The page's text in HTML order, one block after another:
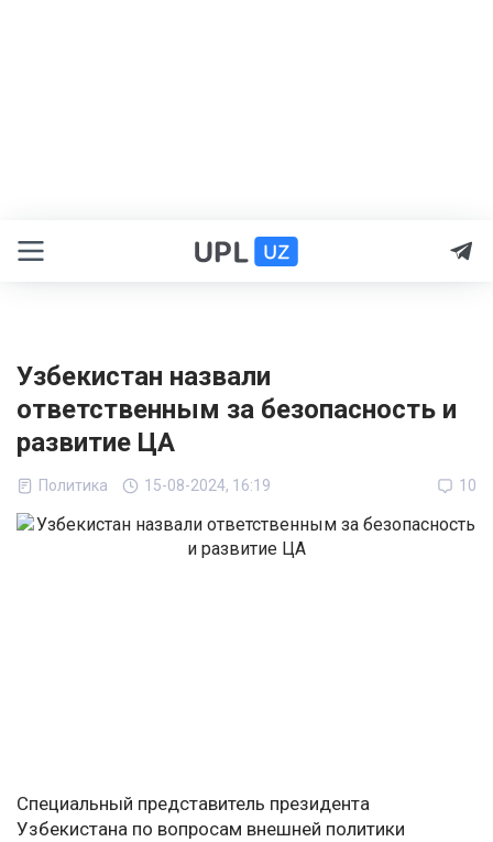
Узбекистан назвали
ответственным за безопасность и
развитие ЦА
Политика 15-08-2024, 16:19 10
Специальный представитель президента
Узбекистана по вопросам внешней политики